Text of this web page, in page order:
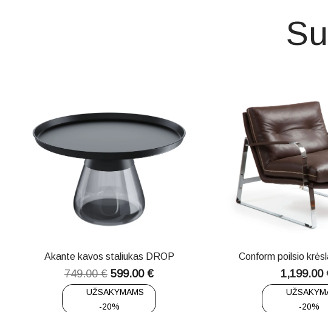
Akante kavos staliukas DROP
749.00€ 599.00 €
UŽSAKYMAMS
-20%
Conform poilsio
1,199.00
-20%